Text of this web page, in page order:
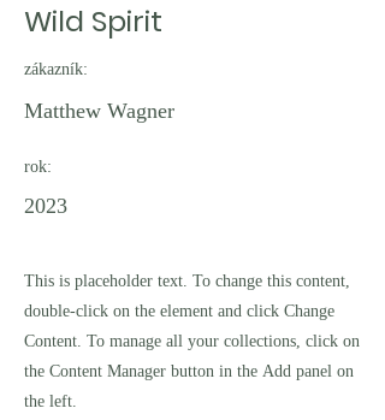
Wild Spirit
zákazník:
Matthew Wagner
rok:
2023
This is placeholder text. To change this content,
double-click on the element and click Change
Content. To manage all your collections, click on
the Content Manager button in the Add panel on
the left.